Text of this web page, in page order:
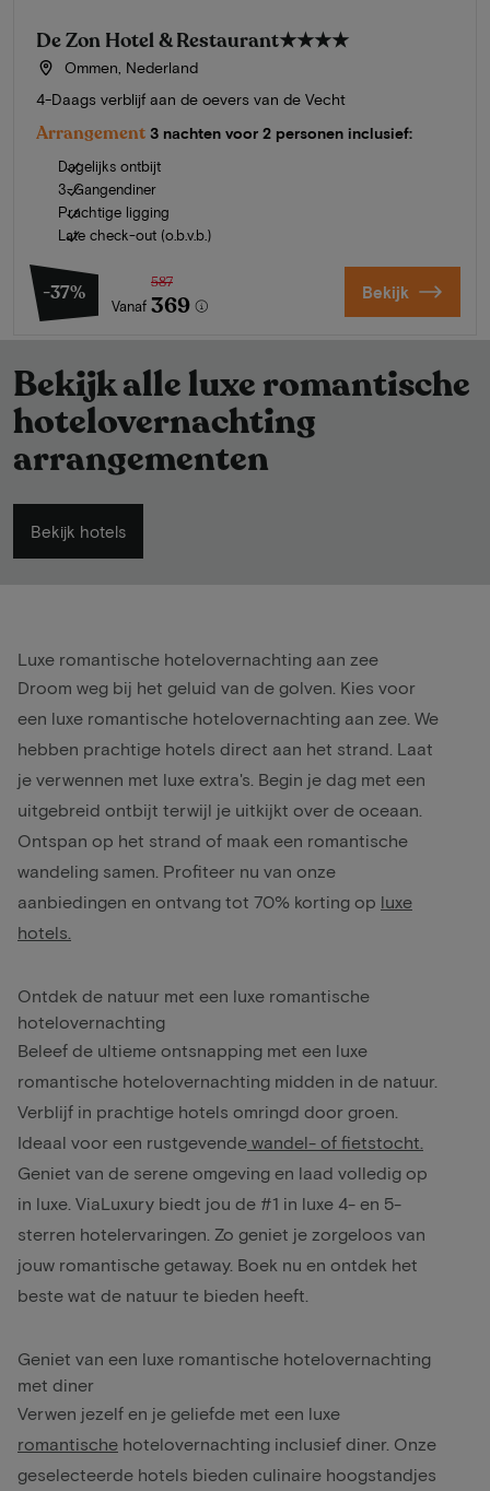
De Zon Hotel & Restaurant★★★★
Ommen, Nederland
4-Daags verblijf aan de oevers van de Vecht
Arrangement 3 nachten voor 2 personen inclusief:
Dagelijks ontbijt
3-Gangendiner
Prachtige ligging
Late check-out (o.b.v.b.)
-37%
Vanaf
587
369 Bekijk
Bekijk alle luxe romantische
hotelovernachting
arrangementen
Bekijk hotels
Luxe romantische hotelovernachting aan zee
Droom weg bij het geluid van de golven. Kies voor
een luxe romantische hotelovernachting aan zee. We
hebben prachtige hotels direct aan het strand. Laat
je verwennen met luxe extra's. Begin je dag met een
uitgebreid ontbijt terwijl je uitkijkt over de oceaan.
Ontspan op het strand of maak een romantische
wandeling samen. Profiteer nu van onze
aanbiedingen en ontvang tot 70% korting op luxe
hotels.
Ontdek de natuur met een luxe romantische
hotelovernachting
Beleef de ultieme ontsnapping met een luxe
romantische hotelovernachting midden in de natuur.
Verblijf in prachtige hotels omringd door groen.
Ideaal voor een rustgevende wandel- of fietstocht.
Geniet van de serene omgeving en laad volledig op
in luxe. ViaLuxury biedt jou de #1 in luxe 4- en 5-
sterren hotelervaringen. Zo geniet je zorgeloos van
jouw romantische getaway. Boek nu en ontdek het
beste wat de natuur te bieden heeft.
Geniet van een luxe romantische hotelovernachting
met diner
Verwen jezelf en je geliefde met een luxe
romantische hotelovernachting inclusief diner. Onze
geselecteerde hotels bieden culinaire hoogstandjes